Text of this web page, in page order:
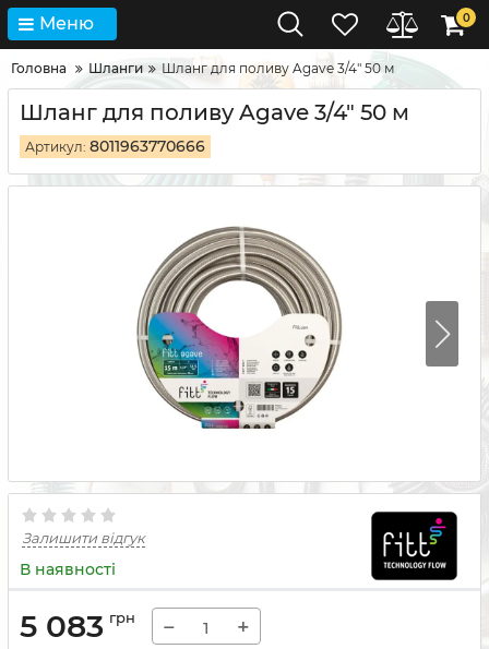
Меню 0
Головна Шланги Шланг для поливу Agave 3/4" 50 м
Шланг для поливу Agave 3/4" 50 м
Артикул: 8011963770666
Залишити відгук
В наявності
5 083 грн − +